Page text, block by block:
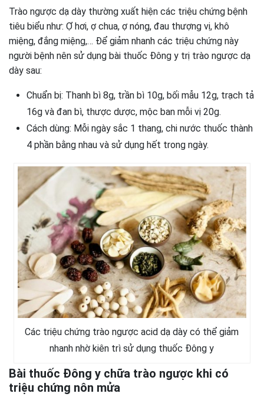
Trào ngược dạ dày thường xuất hiện các triệu chứng bệnh
tiêu biểu như: Ợ hơi, ợ chua, ợ nóng, đau thượng vị, khô
miệng, đắng miệng,… Để giảm nhanh các triệu chứng này
người bệnh nên sử dụng bài thuốc Đông y trị trào ngược dạ
dày sau:
Chuẩn bị: Thanh bì 8g, trần bì 10g, bối mẫu 12g, trạch tả
16g và đan bì, thược dược, mộc ban mỗi vị 20g.
Cách dùng: Mỗi ngày sắc 1 thang, chi nước thuốc thành
4 phần bằng nhau và sử dụng hết trong ngày.
Các triệu chứng trào ngược acid dạ dày có thể giảm
nhanh nhờ kiên trì sử dụng thuốc Đông y
Bài thuốc Đông y chữa trào ngược khi có
triệu chứng nôn mửa